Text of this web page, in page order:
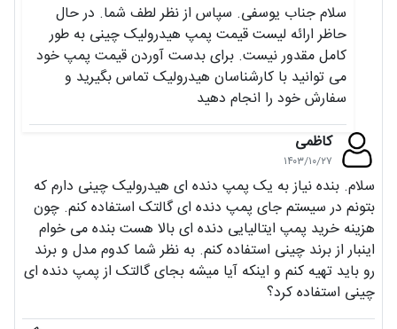
سلام جناب یوسفی. سپاس از نظر لطف شما. در حال
حاظر ارائه لیست قیمت پمپ هیدرولیک چینی به طور
کامل مقدور نیست. برای بدست آوردن قیمت پمپ خود
می توانید با کارشناسان هیدرولیک تماس بگیرید و
سفارش خود را انجام دهید
کاظمی
۱۴۰۳/۱۰/۲۷
سلام. بنده نیاز به یک پمپ دنده ای هیدرولیک چینی دارم که
بتونم در سیستم جای پمپ دنده ای گالتک استفاده کنم. چون
هزینه خرید پمپ ایتالیایی دنده ای بالا هست بنده می خوام
اینبار از برند چینی استفاده کنم. به نظر شما کدوم مدل و برند
رو باید تهیه کنم و اینکه آیا میشه بجای گالتک از پمپ دنده ای
چینی استفاده کرد؟